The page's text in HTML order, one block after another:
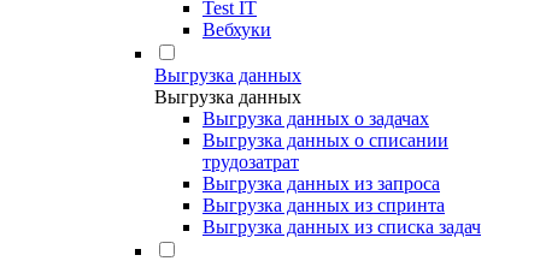
Test IT
Вебхуки
Выгрузка данных
Выгрузка данных
Выгрузка данных о задачах
Выгрузка данных о списании
трудозатрат
Выгрузка данных из запроса
Выгрузка данных из спринта
Выгрузка данных из списка задач